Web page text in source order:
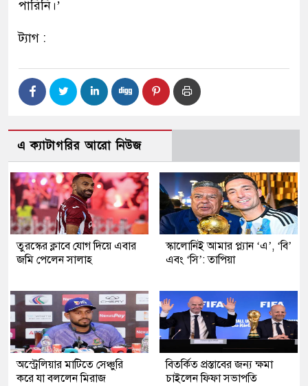
পারিনি।’
ট্যাগ :
এ ক্যাটাগরির আরো নিউজ
তুরস্কের ক্লাবে যোগ দিয়ে এবার
জমি পেলেন সালাহ
স্কালোনিই আমার প্ল্যান ‘এ’, ‘বি’
এবং ‘সি’: তাপিয়া
অস্ট্রেলিয়ার মাটিতে সেঞ্চুরি
করে যা বললেন মিরাজ
বিতর্কিত প্রস্তাবের জন্য ক্ষমা
চাইলেন ফিফা সভাপতি